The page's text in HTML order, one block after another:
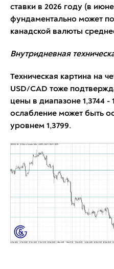
ставки в 2026 году (в
фундаментально может
канадской валюты
Внутридневная
Техническая картина на
USD/CAD тоже
цены в диапазоне 1,3744 -
ослабление может быть
уровнем 1,3799.